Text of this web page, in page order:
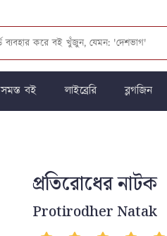
সমস্ত বই লাইব্রেরি ব্লগজিন
প্রতিরোধের নাটক
Protirodher Natak